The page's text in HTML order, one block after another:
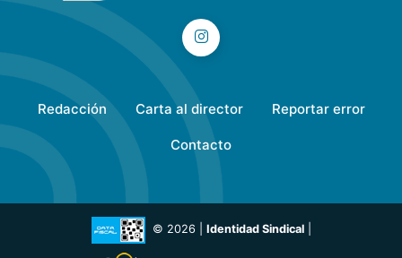
Redacción Carta al director Reportar error
Contacto
© 2026 | Identidad Sindical